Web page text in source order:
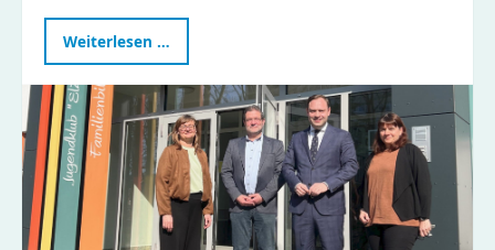
Weiterlesen …
Erziehung:
tauschten
Tipps
und
Erfahrungen
im
KiFaZ-
Workshop
aus